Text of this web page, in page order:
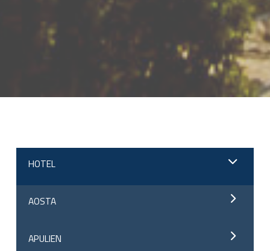
HOTEL
AOSTA
APULIEN